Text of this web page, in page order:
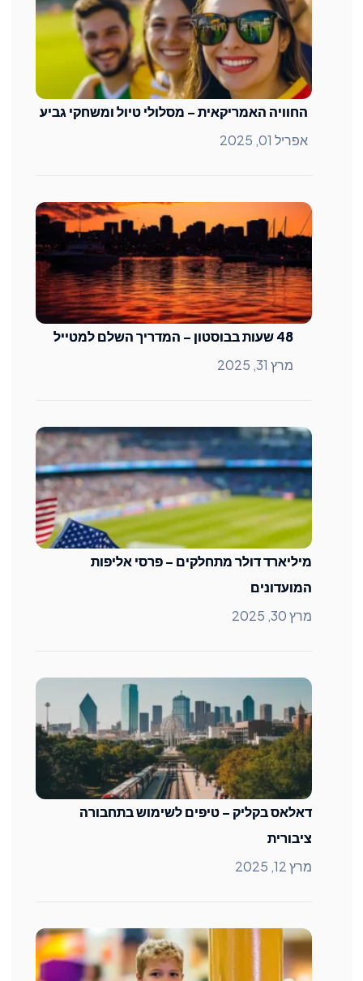
החוויה האמריקאית – מסלולי טיול ומשחקי גביע
אפריל 01, 2025
48 שעות בבוסטון – המדריך השלם למטייל
מרץ 31, 2025
מיליארד דולר מתחלקים – פרסי אליפות
המועדונים
מרץ 30, 2025
דאלאס בקליק – טיפים לשימוש בתחבורה
ציבורית
מרץ 12, 2025